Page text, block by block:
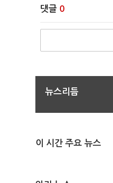
댓글 0
뉴스리듬
이 시간 주요 뉴스